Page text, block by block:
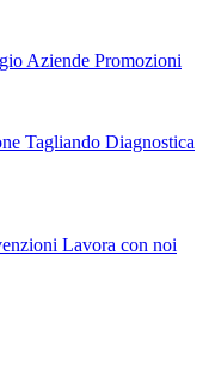
Aziende Promozioni
Tagliando Diagnostica
Lavora con noi